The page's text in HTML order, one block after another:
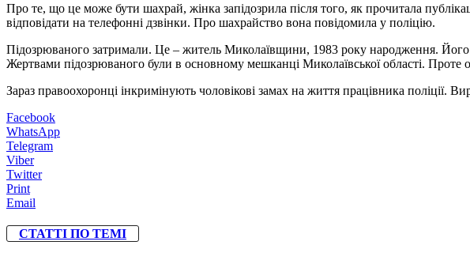
Про те, що це може бути шахрай, жінка запідозрила після того, як прочитала
відповідати на телефонні дзвінки. Про шахрайство вона повідомила у поліцію.
Підозрюваного затримали. Це – житель Миколаївщини, 1983 року народження. Його
Жертвами підозрюваного були в основному мешканці Миколаївської області. Проте
Зараз правоохоронці інкримінують чоловікові замах на життя працівника
Facebook
WhatsApp
Telegram
Viber
Twitter
Print
Email
СТАТТІ ПО ТЕМІ